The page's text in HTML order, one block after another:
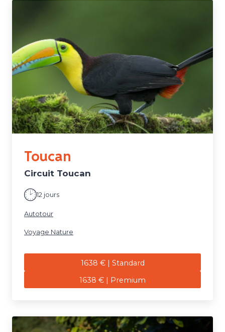
Toucan
Circuit Toucan
12 jours
Autotour
Voyage Nature
1638 € | Standard
1638 € | Premium